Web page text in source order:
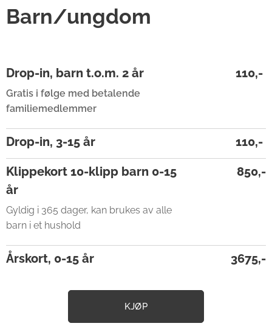
Barn/ungdom
Drop-in, barn t.o.m. 2 år
Gratis i følge med betalende
familiemedlemmer
110,-
Drop-in, 3-15 år 110,-
Klippekort 10-klipp barn 0-15
år
Gyldig i 365 dager, kan brukes av alle
barn i et hushold
850,-
Årskort, 0-15 år 3675,-
KJØP